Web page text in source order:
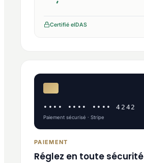
Certifié eIDAS
•••• •••• •••• 4242
Paiement sécurisé · Stripe
PAIEMENT
Réglez en toute sécurité